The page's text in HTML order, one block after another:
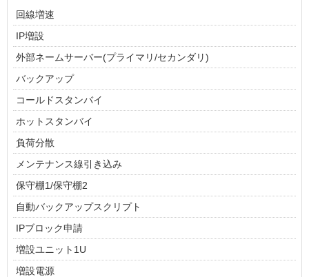
回線増速
IP増設
外部ネームサーバー(プライマリ/セカンダリ)
バックアップ
コールドスタンバイ
ホットスタンバイ
負荷分散
メンテナンス線引き込み
保守棚1/保守棚2
自動バックアップスクリプト
IPブロック申請
増設ユニット1U
増設電源